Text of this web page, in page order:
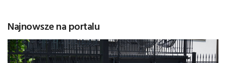
Najnowsze na portalu